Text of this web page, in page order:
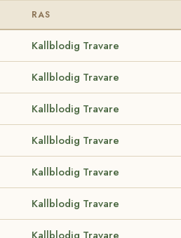
RAS
Kallblodig Travare
Kallblodig Travare
Kallblodig Travare
Kallblodig Travare
Kallblodig Travare
Kallblodig Travare
Kallblodig Travare